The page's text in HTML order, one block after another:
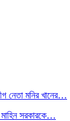
নেতা মনির খানের…
সরকারকে…